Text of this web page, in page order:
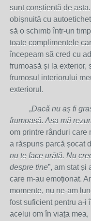
sunt conștientă de
obișnuită cu
să o schimb într-un
toate complimentele
începeam să cred cu
frumoasă și la exterior,
frumosul interiorului
exteriorul.
„Dacă nu aș fi
frumoasă. Așa mă
om printre rânduri care
a răspuns parcă șocat
nu te face urâtă. Nu
despre tine”, am stat și
care m-au emoționat.
momente, nu ne-am
fost suficient pentru a-i
acelui om în viața mea,